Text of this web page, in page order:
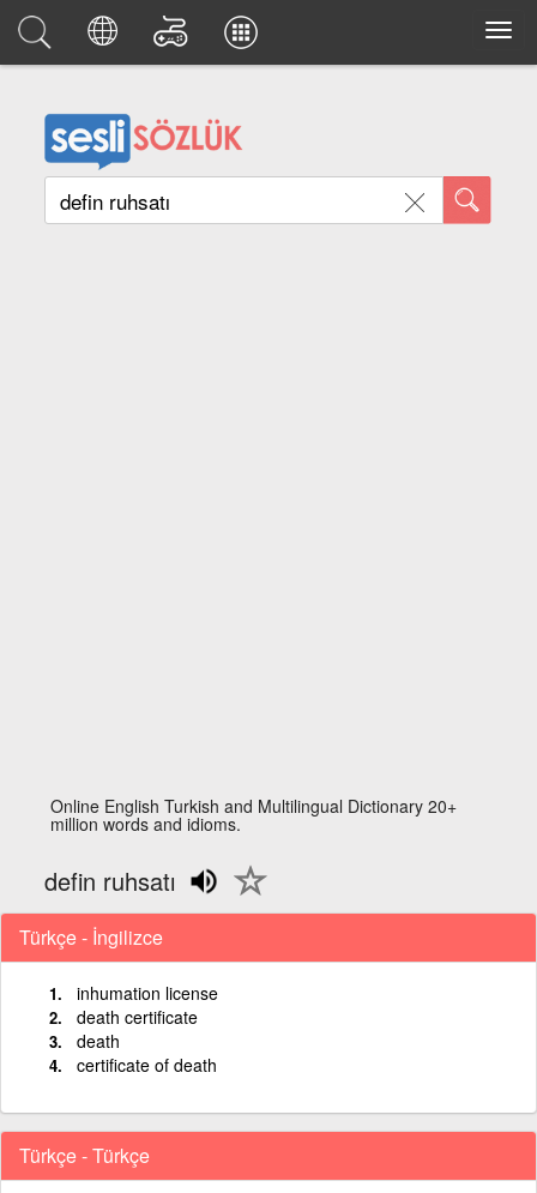
Online English Turkish and Multilingual Dictionary 20+
million words and idioms.
defin ruhsatı
Türkçe - İngilizce
inhumation license
death certificate
death
certificate of death
Türkçe - Türkçe